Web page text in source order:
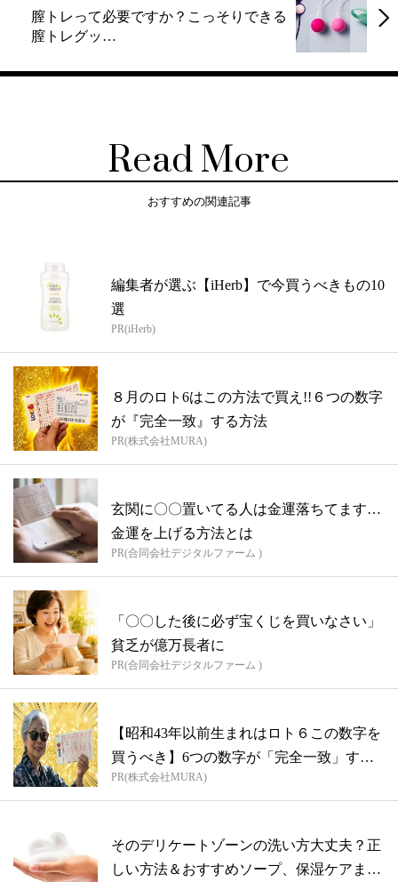
膣トレって必要ですか？こっそりできる
膣トレグッ…
Read More
おすすめの関連記事
編集者が選ぶ【iHerb】で今買うべきもの10
選
PR(iHerb)
８月のロト6はこの方法で買え!!６つの数字
が『完全一致』する方法
PR(株式会社MURA)
玄関に〇〇置いてる人は金運落ちてます…
金運を上げる方法とは
PR(合同会社デジタルファーム )
「〇〇した後に必ず宝くじを買いなさい」
貧乏が億万長者に
PR(合同会社デジタルファーム )
【昭和43年以前生まれはロト６この数字を
買うべき】6つの数字が「完全一致」する
方...
PR(株式会社MURA)
そのデリケートゾーンの洗い方大丈夫？正
しい方法＆おすすめソープ、保湿ケアまで